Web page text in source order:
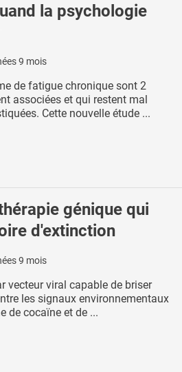
la psychologie
9 mois
de fatigue chronique sont 2
associées et qui restent mal
Cette nouvelle étude ...
génique qui
d'extinction
9 mois
vecteur viral capable de briser
les signaux environnementaux
de cocaïne et de ...